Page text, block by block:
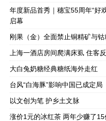
年度新品首秀｜穗宝55周年“好
启幕
刚果（金）全面禁止铜精矿与钴
上海一酒店房间爬满床虱 住客
大白兔奶糖经典糖纸海外走红
台风“白海豚”影响中国已成定局
以文创为笔 护乡土文脉
涨价1元的冰红茶 两年少赚了15